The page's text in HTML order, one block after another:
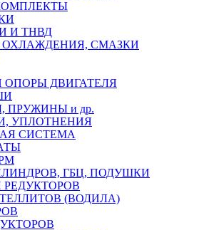
И ТНВД
СМАЗКИ
ДВИГАТЕЛЯ
ПРУЖИНЫ и др.
УПЛОТНЕНИЯ
СИСТЕМА
ГБЦ, ПОДУШКИ
РЕДУКТОРОВ
(ВОДИЛА)